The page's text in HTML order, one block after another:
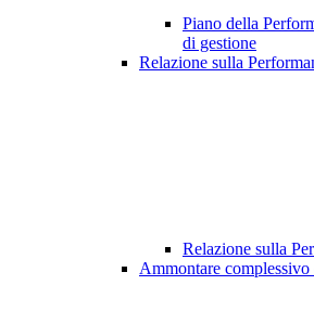
Piano della
di gestione
Relazione sulla
Relazione sulla
Ammontare complessivo